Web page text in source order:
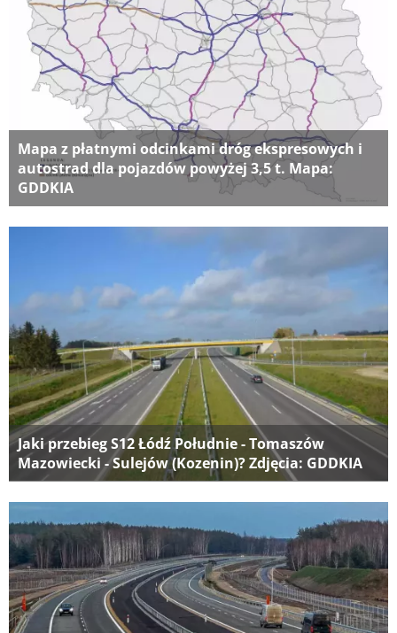
Mapa z płatnymi odcinkami dróg ekspresowych i
autostrad dla pojazdów powyżej 3,5 t. Mapa:
GDDKIA
Jaki przebieg S12 Łódź Południe - Tomaszów
Mazowiecki - Sulejów (Kozenin)? Zdjęcia: GDDKIA